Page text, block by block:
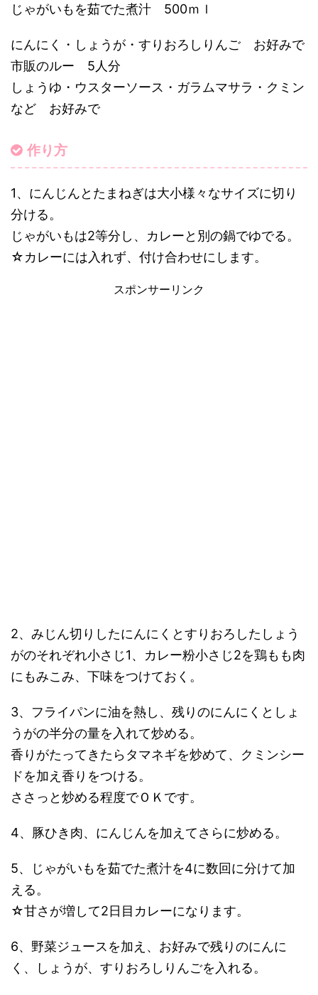
じゃがいもを茹でた煮汁 500ｍｌ
にんにく・しょうが・すりおろしりんご お好みで
市販のルー 5人分
しょうゆ・ウスターソース・ガラムマサラ・クミン
など お好みで
作り方
1、にんじんとたまねぎは大小様々なサイズに切り
分ける。
じゃがいもは2等分し、カレーと別の鍋でゆでる。
☆カレーには入れず、付け合わせにします。
スポンサーリンク
2、みじん切りしたにんにくとすりおろしたしょう
がのそれぞれ小さじ1、カレー粉小さじ2を鶏もも肉
にもみこみ、下味をつけておく。
3、フライパンに油を熱し、残りのにんにくとしょ
うがの半分の量を入れて炒める。
香りがたってきたらタマネギを炒めて、クミンシー
ドを加え香りをつける。
ささっと炒める程度でＯＫです。
4、豚ひき肉、にんじんを加えてさらに炒める。
5、じゃがいもを茹でた煮汁を4に数回に分けて加
える。
☆甘さが増して2日目カレーになります。
6、野菜ジュースを加え、お好みで残りのにんに
く、しょうが、すりおろしりんごを入れる。